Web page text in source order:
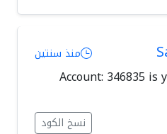
منذ سنتين
Account: 346835 is
نسخ الكود